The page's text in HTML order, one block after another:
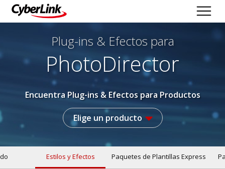
Plug-ins & Efectos para
PhotoDirector
Encuentra Plug-ins & Efectos para Productos
Elige un producto
Estilos y Efectos Paquetes de Plantillas Express